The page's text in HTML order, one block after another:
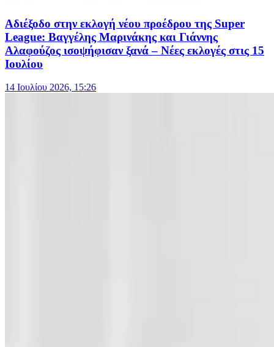
Αδιέξοδο στην εκλογή νέου προέδρου της Super
League: Βαγγέλης Μαρινάκης και Γιάννης
Αλαφούζος ισοψήφισαν ξανά – Νέες εκλογές στις 15
Ιουλίου
14 Ιουλίου 2026, 15:26